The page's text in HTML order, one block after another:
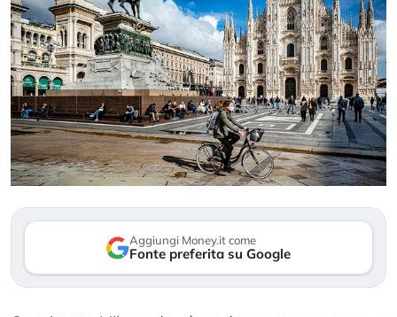
Aggiungi Money.it come
Fonte preferita su Google